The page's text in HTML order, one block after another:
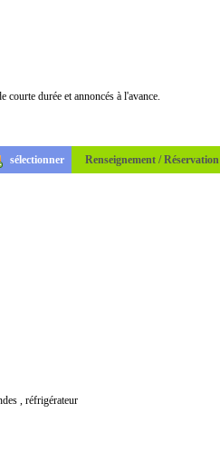
durée et annoncés à l'avance.
Renseignement / Réservation
sélectionner
, réfrigérateur